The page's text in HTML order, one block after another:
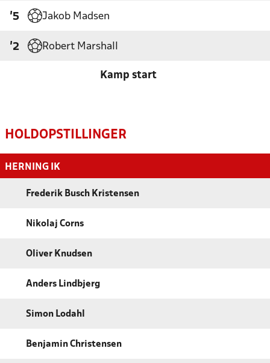
'5 Jakob Madsen
'2 Robert Marshall
Kamp start
HOLDOPSTILLINGER
HERNING IK
Frederik Busch Kristensen
Nikolaj Corns
Oliver Knudsen
Anders Lindbjerg
Simon Lodahl
Benjamin Christensen